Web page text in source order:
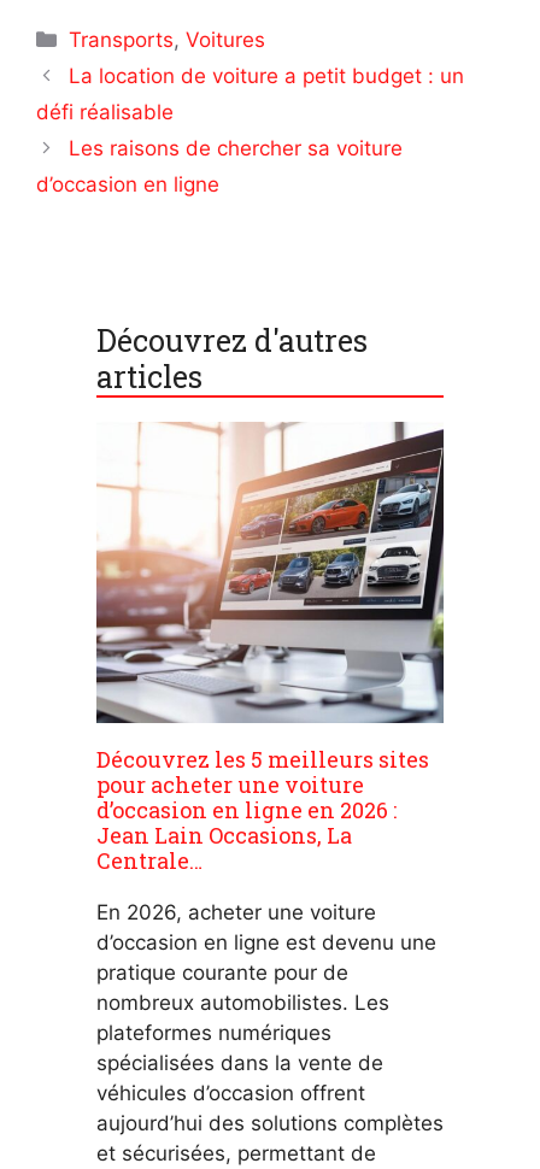
Catégories
Transports,Voitures
La location de voiture a petit budget : un
défi réalisable
Les raisons de chercher sa voiture
d’occasion en ligne
Découvrez d'autres
articles
Découvrez les 5 meilleurs sites
pour acheter une voiture
d’occasion en ligne en 2026 :
Jean Lain Occasions, La
Centrale…
En 2026, acheter une voiture
d’occasion en ligne est devenu une
pratique courante pour de
nombreux automobilistes. Les
plateformes numériques
spécialisées dans la vente de
véhicules d’occasion offrent
aujourd’hui des solutions complètes
et sécurisées, permettant de